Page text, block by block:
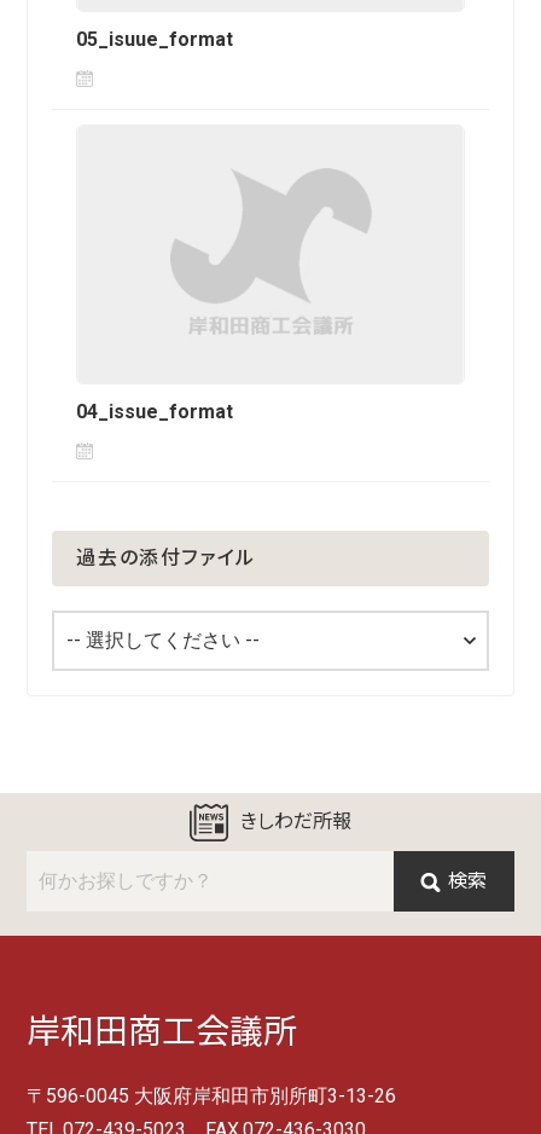
05_isuue_format
04_issue_format
過去の添付ファイル
きしわだ所報
検索
岸和田商工会議所
〒596-0045 大阪府岸和田市別所町3-13-26